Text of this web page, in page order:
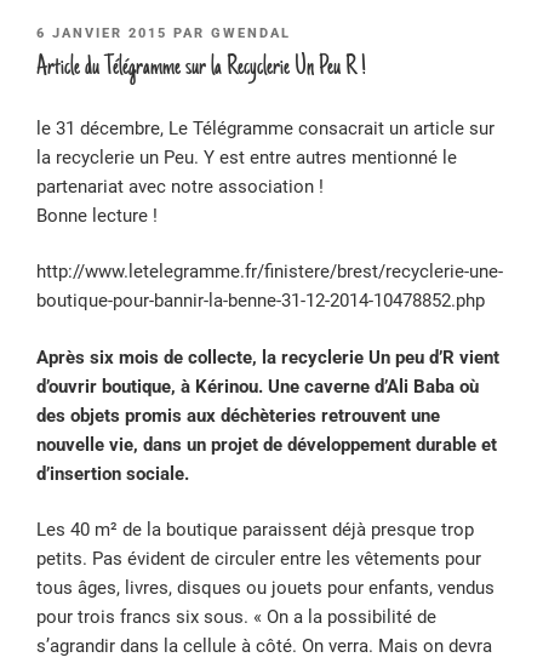
PUBLIÉ
LE
6 JANVIER 2015 PAR GWENDAL
Article du Télégramme sur la Recyclerie Un Peu R !
le 31 décembre, Le Télégramme consacrait un article sur
la recyclerie un Peu. Y est entre autres mentionné le
partenariat avec notre association !
Bonne lecture !
http://www.letelegramme.fr/finistere/brest/recyclerie-une-
boutique-pour-bannir-la-benne-31-12-2014-10478852.php
Après six mois de collecte, la recyclerie Un peu d’R vient
d’ouvrir boutique, à Kérinou. Une caverne d’Ali Baba où
des objets promis aux déchèteries retrouvent une
nouvelle vie, dans un projet de développement durable et
d’insertion sociale.
Les 40 m² de la boutique paraissent déjà presque trop
petits. Pas évident de circuler entre les vêtements pour
tous âges, livres, disques ou jouets pour enfants, vendus
pour trois francs six sous. « On a la possibilité de
s’agrandir dans la cellule à côté. On verra. Mais on devra